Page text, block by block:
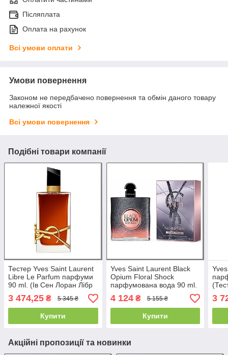
Післяплата
Оплата на рахунок
Всі умови оплати
Умови повернення
Законом не передбачено повернення та обмін даного товару
належної якості
Всі умови повернення
Подібні товари компанії
Тестер Yves Saint Laurent
Libre Le Parfum парфуми
90 ml. (Ів Ceн Лоран Лібр
Ле Парфум)
3 474,25 ₴ 5 345 ₴
Купити
Yves Saint Laurent Black
Opium Floral Shock
парфумована вода 90 ml.
(Ів Сен Лоран Блек
Флораль Шок)
4 124₴ 5 155 ₴
Купити
3
Акційні пропозиції та новинки